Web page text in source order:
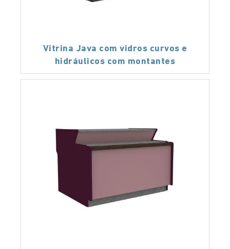
Vitrina Java com vidros curvos e
hidráulicos com montantes